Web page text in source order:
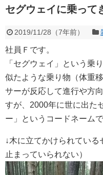
セグウェイに乗って
2019/11/28 （7年前）
社員Ｆです。
「セグウェイ」という乗
似たような乗り物（体重
サーが反応して進行や方
すが、2000年に世に出た
ー」というコードネーム
↓木に立てかけられてい
止まっていられない）